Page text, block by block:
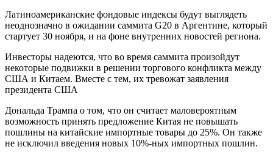
Латиноамериканские фондовые индексы будут выглядеть
неоднозначно в ожидании саммита G20 в Аргентине, который
стартует 30 ноября, и на фоне внутренних новостей региона.
Инвесторы надеются, что во время саммита произойдут
некоторые подвижки в решении торгового конфликта между
США и Китаем. Вместе с тем, их тревожат заявления
президента США
Дональда Трампа о том, что он считает маловероятным
возможность принять предложение Китая не повышать
пошлины на китайские импортные товары до 25%. Он также
не исключил введения новых 10%-ных импортных пошлин.